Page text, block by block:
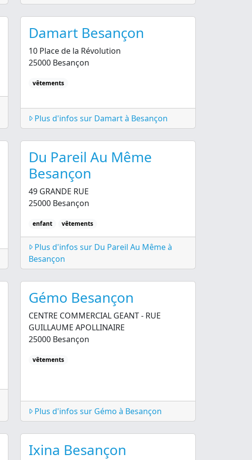
Damart Besançon
10 Place de la Révolution
25000 Besançon
vêtements
Plus d'infos sur Damart à Besançon
Du Pareil Au Même
Besançon
49 GRANDE RUE
25000 Besançon
enfant vêtements
Plus d'infos sur Du Pareil Au Même à
Besançon
Gémo Besançon
CENTRE COMMERCIAL GEANT - RUE
GUILLAUME APOLLINAIRE
25000 Besançon
vêtements
Plus d'infos sur Gémo à Besançon
Ixina Besançon